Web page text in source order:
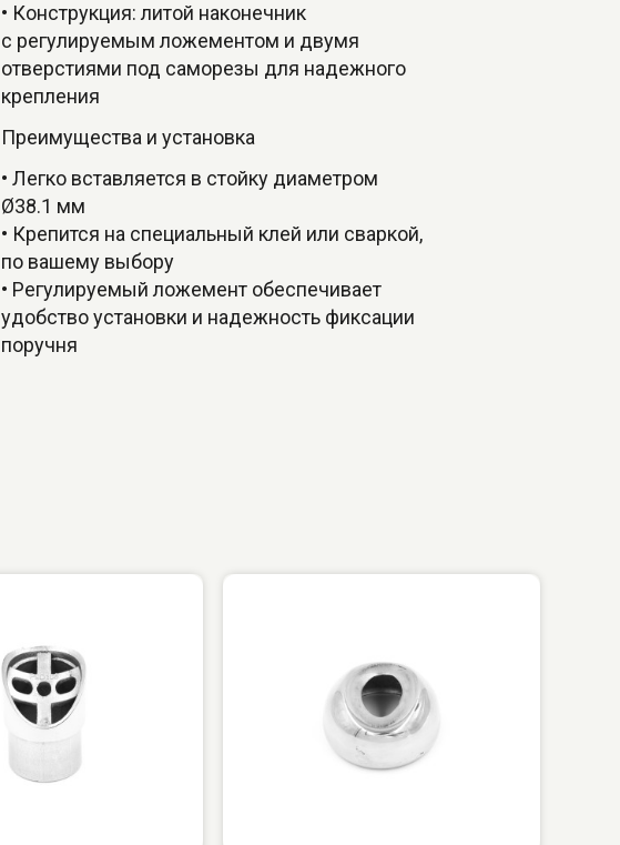
• Конструкция: литой наконечник
с регулируемым ложементом и двумя
отверстиями под саморезы для надежного
крепления
Преимущества и установка
• Легко вставляется в стойку диаметром
Ø38.1 мм
• Крепится на специальный клей или сваркой,
по вашему выбору
• Регулируемый ложемент обеспечивает
удобство установки и надежность фиксации
поручня